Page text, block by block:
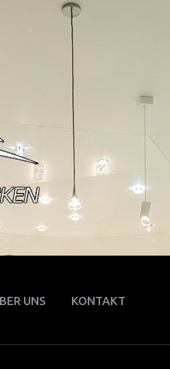
UNS KONTAKT